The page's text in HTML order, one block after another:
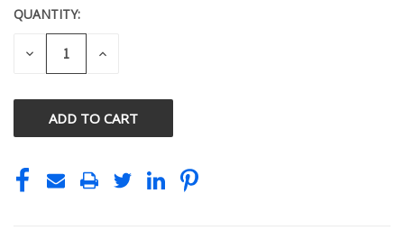
CURRENT
STOCK:
QUANTITY:
DECREASE INCREASE